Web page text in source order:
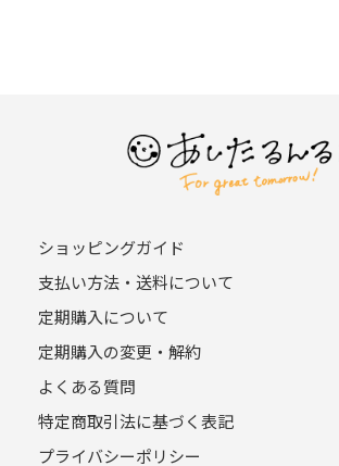
ショッピングガイド
支払い方法・送料について
定期購入について
定期購入の変更・解約
よくある質問
特定商取引法に基づく表記
プライバシーポリシー